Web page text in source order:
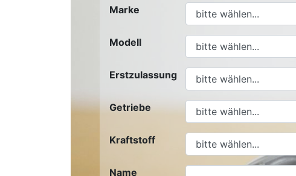
Marke
Modell
Erstzulassung
Getriebe
Kraftstoff
Name